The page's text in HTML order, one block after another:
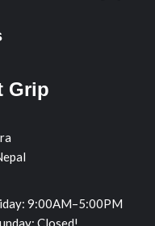
Grip
9:00AM–5:00PM
Closed!